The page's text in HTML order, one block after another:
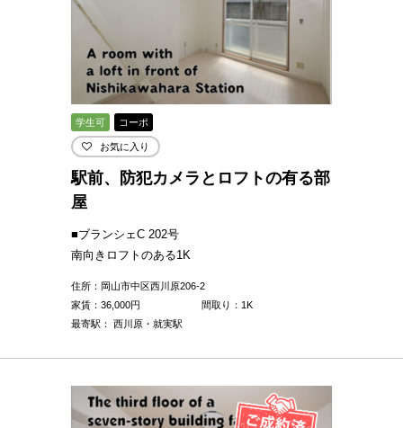
学生可 コーポ
お気に入り
駅前、防犯カメラとロフトの有る部
屋
■ブランシェC 202号
南向きロフトのある1K
住所：岡山市中区西川原206-2
家賃： 36,000円
間取り：1K
最寄駅： 西川原・就実駅